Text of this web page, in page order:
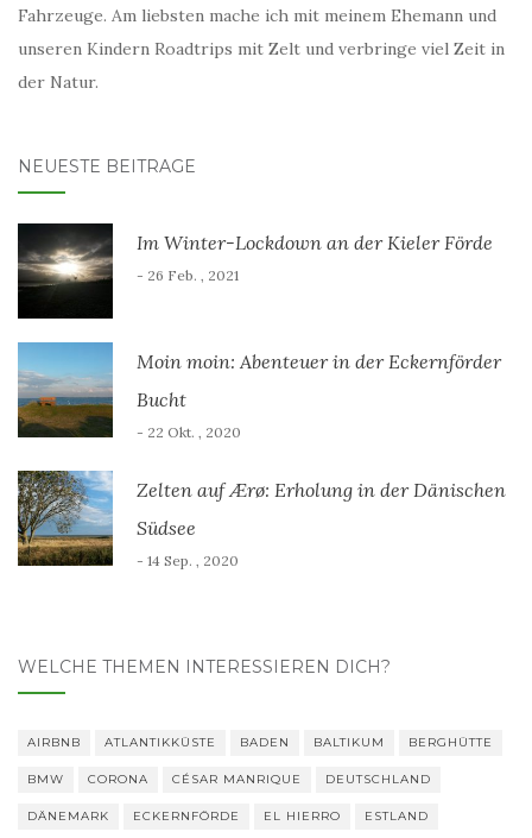
Fahrzeuge. Am liebsten mache ich mit meinem Ehemann und
unseren Kindern Roadtrips mit Zelt und verbringe viel Zeit in
der Natur.
NEUESTE BEITRÄGE
Im Winter-Lockdown an der Kieler Förde
- 26 Feb. , 2021
Moin moin: Abenteuer in der Eckernförder
Bucht
- 22 Okt. , 2020
Zelten auf Ærø: Erholung in der Dänischen
Südsee
- 14 Sep. , 2020
WELCHE THEMEN INTERESSIEREN DICH?
AIRBNB ATLANTIKKÜSTE BADEN BALTIKUM BERGHÜTTE
BMW CORONA CÉSAR MANRIQUE DEUTSCHLAND
DÄNEMARK ECKERNFÖRDE EL HIERRO ESTLAND